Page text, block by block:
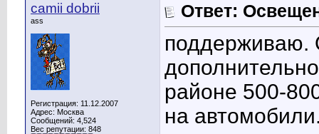
camii dobrii
ass
Регистрация: 11.12.2007
Адрес: Москва
Сообщений: 4,524
Вес репутации: 848
Ответ:
поддерживаю.
районе 500-
на